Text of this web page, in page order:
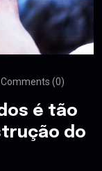
Comments (0)
é tão
do